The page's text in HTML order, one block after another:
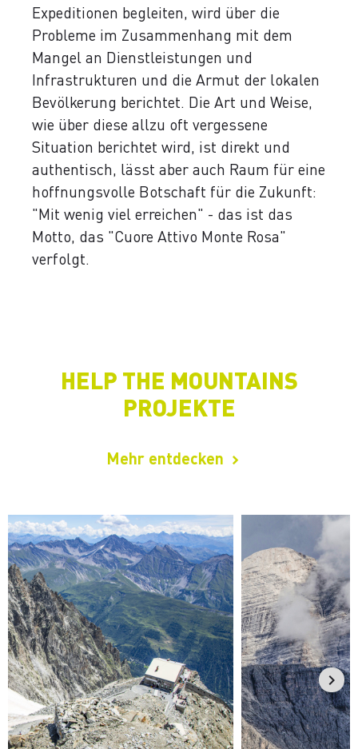
Expeditionen begleiten, wird über die
Probleme im Zusammenhang mit dem
Mangel an Dienstleistungen und
Infrastrukturen und die Armut der lokalen
Bevölkerung berichtet. Die Art und Weise,
wie über diese allzu oft vergessene
Situation berichtet wird, ist direkt und
authentisch, lässt aber auch Raum für eine
hoffnungsvolle Botschaft für die Zukunft:
"Mit wenig viel erreichen" - das ist das
Motto, das "Cuore Attivo Monte Rosa"
verfolgt.
HELP THE MOUNTAINS
PROJEKTE
Mehr entdecken